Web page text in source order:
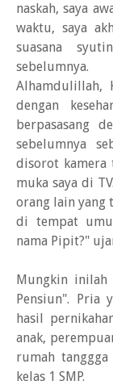
naskah, saya
waktu, saya
suasana
sebelumnya.
Alhamdulillah,
dengan
berpasasang
sebelumnya
disorot kamera
muka saya di
orang lain yang
di tempat
nama Pipit?"
Mungkin inilah
Pensiun". Pria
hasil
anak,
rumah
kelas 1 SMP.